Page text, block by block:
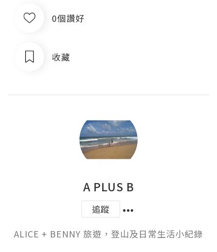
0個讚好
收藏
A PLUS B
追蹤
ALICE + BENNY 旅遊，登山及日常生活小紀錄